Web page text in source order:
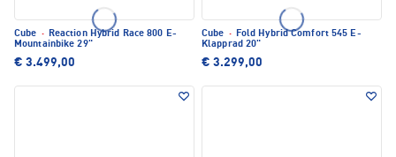
Cube · Reaction Hybrid Race 800 E-
Mountainbike 29"
€ 3.499,00
Cube · Fold Hybrid Comfort 545 E-
Klapprad 20"
€ 3.299,00